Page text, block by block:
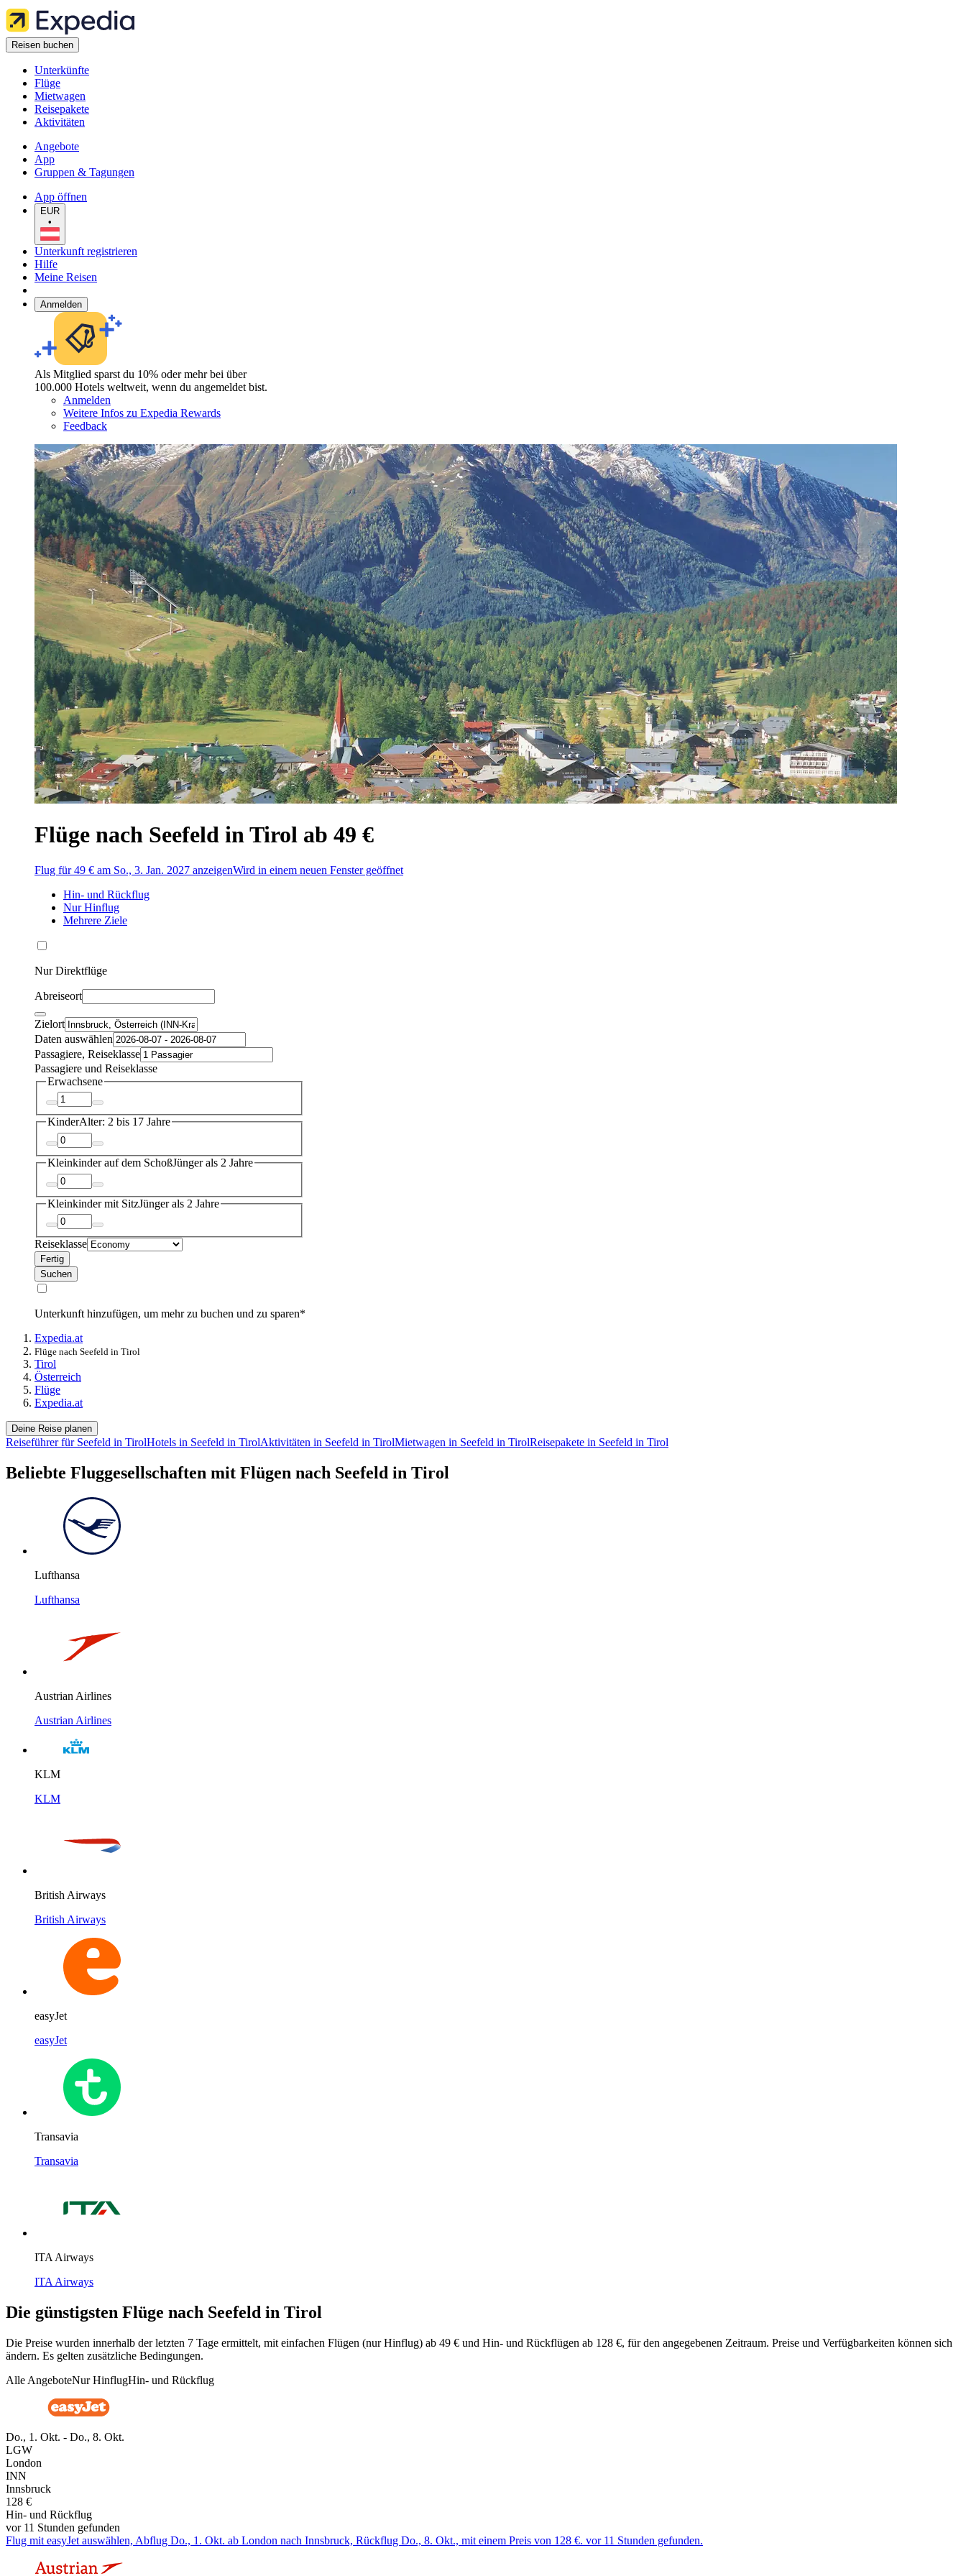
Reisen buchen
Unterkünfte
Flüge
Mietwagen
Reisepakete
Aktivitäten
Angebote
App
Gruppen & Tagungen
App öffnen
EUR
•
Unterkunft registrieren
Hilfe
Meine Reisen
Anmelden
Als Mitglied sparst du 10% oder mehr bei über
100.000 Hotels weltweit, wenn du angemeldet bist.
Anmelden
Weitere Infos zu Expedia Rewards
Feedback
Flüge nach Seefeld in Tirol ab 49 €
Flug für 49 € am So., 3. Jan. 2027 anzeigenWird in einem neuen Fenster geöffnet
Hin- und Rückflug
Nur Hinflug
Mehrere Ziele
Nur Direktflüge
Abreiseort
Zielort
Daten auswählen
Passagiere, Reiseklasse
Passagiere und Reiseklasse
Erwachsene
KinderAlter: 2 bis 17 Jahre
Kleinkinder auf dem SchoßJünger als 2 Jahre
Kleinkinder mit SitzJünger als 2 Jahre
Reiseklasse
Fertig
Suchen
Unterkunft hinzufügen, um mehr zu buchen und zu sparen*
Expedia.at
Flüge nach Seefeld in Tirol
Tirol
Österreich
Flüge
Expedia.at
Deine Reise planen
Reiseführer für Seefeld in TirolHotels in Seefeld in TirolAktivitäten in Seefeld in TirolMietwagen in Seefeld in TirolReisepakete in Seefeld in Tirol
Beliebte Fluggesellschaften mit Flügen nach Seefeld in Tirol
Lufthansa
Lufthansa
Austrian Airlines
Austrian Airlines
KLM
KLM
British Airways
British Airways
easyJet
easyJet
Transavia
Transavia
ITA Airways
ITA Airways
Die günstigsten Flüge nach Seefeld in Tirol
Die Preise wurden innerhalb der letzten 7 Tage ermittelt, mit einfachen Flügen (nur Hinflug) ab 49 € und Hin- und Rückflügen ab 128 €, für den angegebenen Zeitraum. Preise und Verfügbarkeiten können sich
ändern. Es gelten zusätzliche Bedingungen.
Alle AngeboteNur HinflugHin- und Rückflug
Do., 1. Okt. - Do., 8. Okt.
LGW
London
INN
Innsbruck
128 €
Hin- und Rückflug
vor 11 Stunden gefunden
Flug mit easyJet auswählen, Abflug Do., 1. Okt. ab London nach Innsbruck, Rückflug Do., 8. Okt., mit einem Preis von 128 €. vor 11 Stunden gefunden.